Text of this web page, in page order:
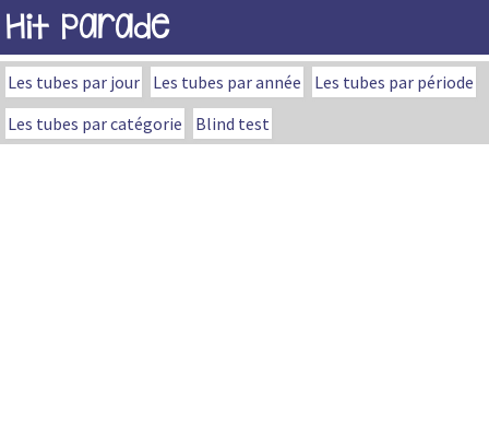
Hit Parade
Les tubes par jour Les tubes par année
Les tubes par période
Les tubes par catégorie
Blind test